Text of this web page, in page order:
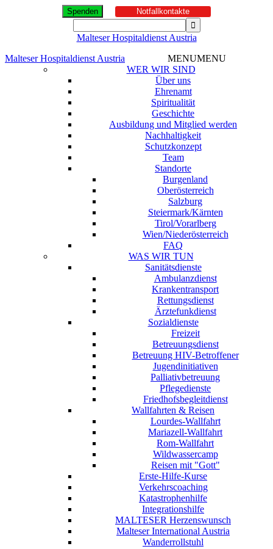
Spenden Notfallkontakte
Malteser Hospitaldienst Austria
Malteser Hospitaldienst Austria
MENUMENU
WER WIR SIND
Über uns
Ehrenamt
Spiritualität
Geschichte
Ausbildung und Mitglied werden
Nachhaltigkeit
Schutzkonzept
Team
Standorte
Burgenland
Oberösterreich
Salzburg
Steiermark/Kärnten
Tirol/Vorarlberg
Wien/Niederösterreich
FAQ
WAS WIR TUN
Sanitätsdienste
Ambulanzdienst
Krankentransport
Rettungsdienst
Ärztefunkdienst
Sozialdienste
Freizeit
Betreuungsdienst
Betreuung HIV-Betroffener
Jugendinitiativen
Palliativbetreuung
Pflegedienste
Friedhofsbegleitdienst
Wallfahrten & Reisen
Lourdes-Wallfahrt
Mariazell-Wallfahrt
Rom-Wallfahrt
Wildwassercamp
Reisen mit "Gott"
Erste-Hilfe-Kurse
Verkehrscoaching
Katastrophenhilfe
Integrationshilfe
MALTESER Herzenswunsch
Malteser International Austria
Wanderrollstuhl